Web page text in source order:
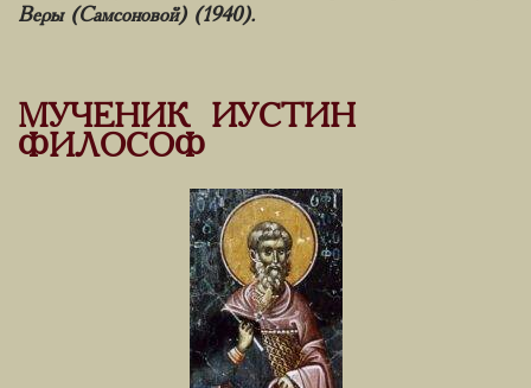
Веры (Самсоновой) (1940).
МУЧЕНИК ИУСТИН
ФИЛОСОФ